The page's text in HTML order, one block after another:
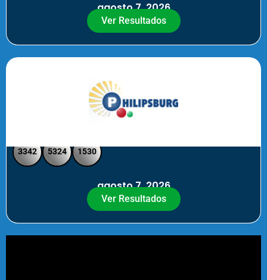
agosto 7, 2026
Ver Resultados
3342 5324 1530
agosto 7, 2026
Ver Resultados